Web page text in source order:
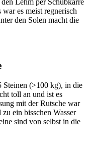
es meist regnerisch
den Solen macht die
Steinen (>100 kg), in die
toll an und ist es
mit der Rutsche war
ein bisschen Wasser
sind von selbst in die